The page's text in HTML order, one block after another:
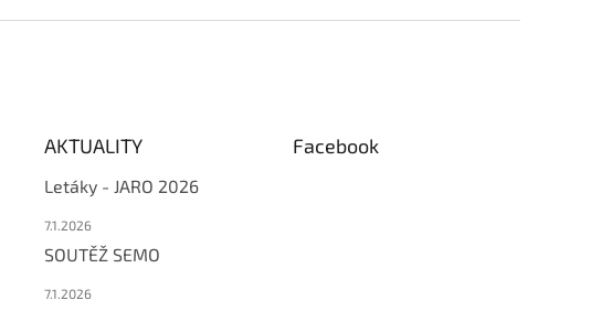
AKTUALITY
Letáky - JARO 2026
7.1.2026
SOUTĚŽ SEMO
7.1.2026
Facebook